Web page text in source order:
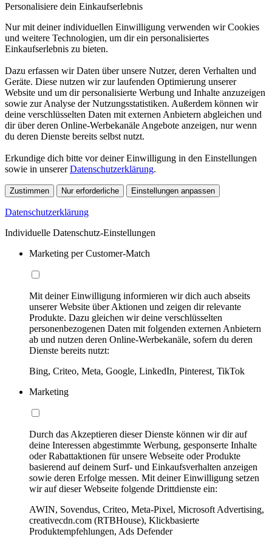
Personalisiere dein Einkaufserlebnis
Nur mit deiner individuellen Einwilligung verwenden wir Cookies
und weitere Technologien, um dir ein personalisiertes
Einkaufserlebnis zu bieten.
Dazu erfassen wir Daten über unsere Nutzer, deren Verhalten und
Geräte. Diese nutzen wir zur laufenden Optimierung unserer
Website und um dir personalisierte Werbung und Inhalte anzuzeigen
sowie zur Analyse der Nutzungsstatistiken. Außerdem können wir
deine verschlüsselten Daten mit externen Anbietern abgleichen und
dir über deren Online-Werbekanäle Angebote anzeigen, nur wenn
du deren Dienste bereits selbst nutzt.
Erkundige dich bitte vor deiner Einwilligung in den Einstellungen
sowie in unsererDatenschutzerklärung.
Zustimmen Nur erforderliche Einstellungen anpassen
Datenschutzerklärung
Individuelle Datenschutz-Einstellungen
Marketing per Customer-Match
Mit deiner Einwilligung informieren wir dich auch abseits
unserer Website über Aktionen und zeigen dir relevante
Produkte. Dazu gleichen wir deine verschlüsselten
personenbezogenen Daten mit folgenden externen Anbietern
ab und nutzen deren Online-Werbekanäle, sofern du deren
Dienste bereits nutzt:
Bing, Criteo, Meta, Google, LinkedIn, Pinterest, TikTok
Marketing
Durch das Akzeptieren dieser Dienste können wir dir auf
deine Interessen abgestimmte Werbung, gesponserte Inhalte
oder Rabattaktionen für unsere Webseite oder Produkte
basierend auf deinem Surf- und Einkaufsverhalten anzeigen
sowie deren Erfolge messen. Mit deiner Einwilligung setzen
wir auf dieser Webseite folgende Drittdienste ein:
AWIN, Sovendus, Criteo, Meta-Pixel, Microsoft Advertising,
creativecdn.com (RTBHouse), Klickbasierte
Produktempfehlungen, Ads Defender